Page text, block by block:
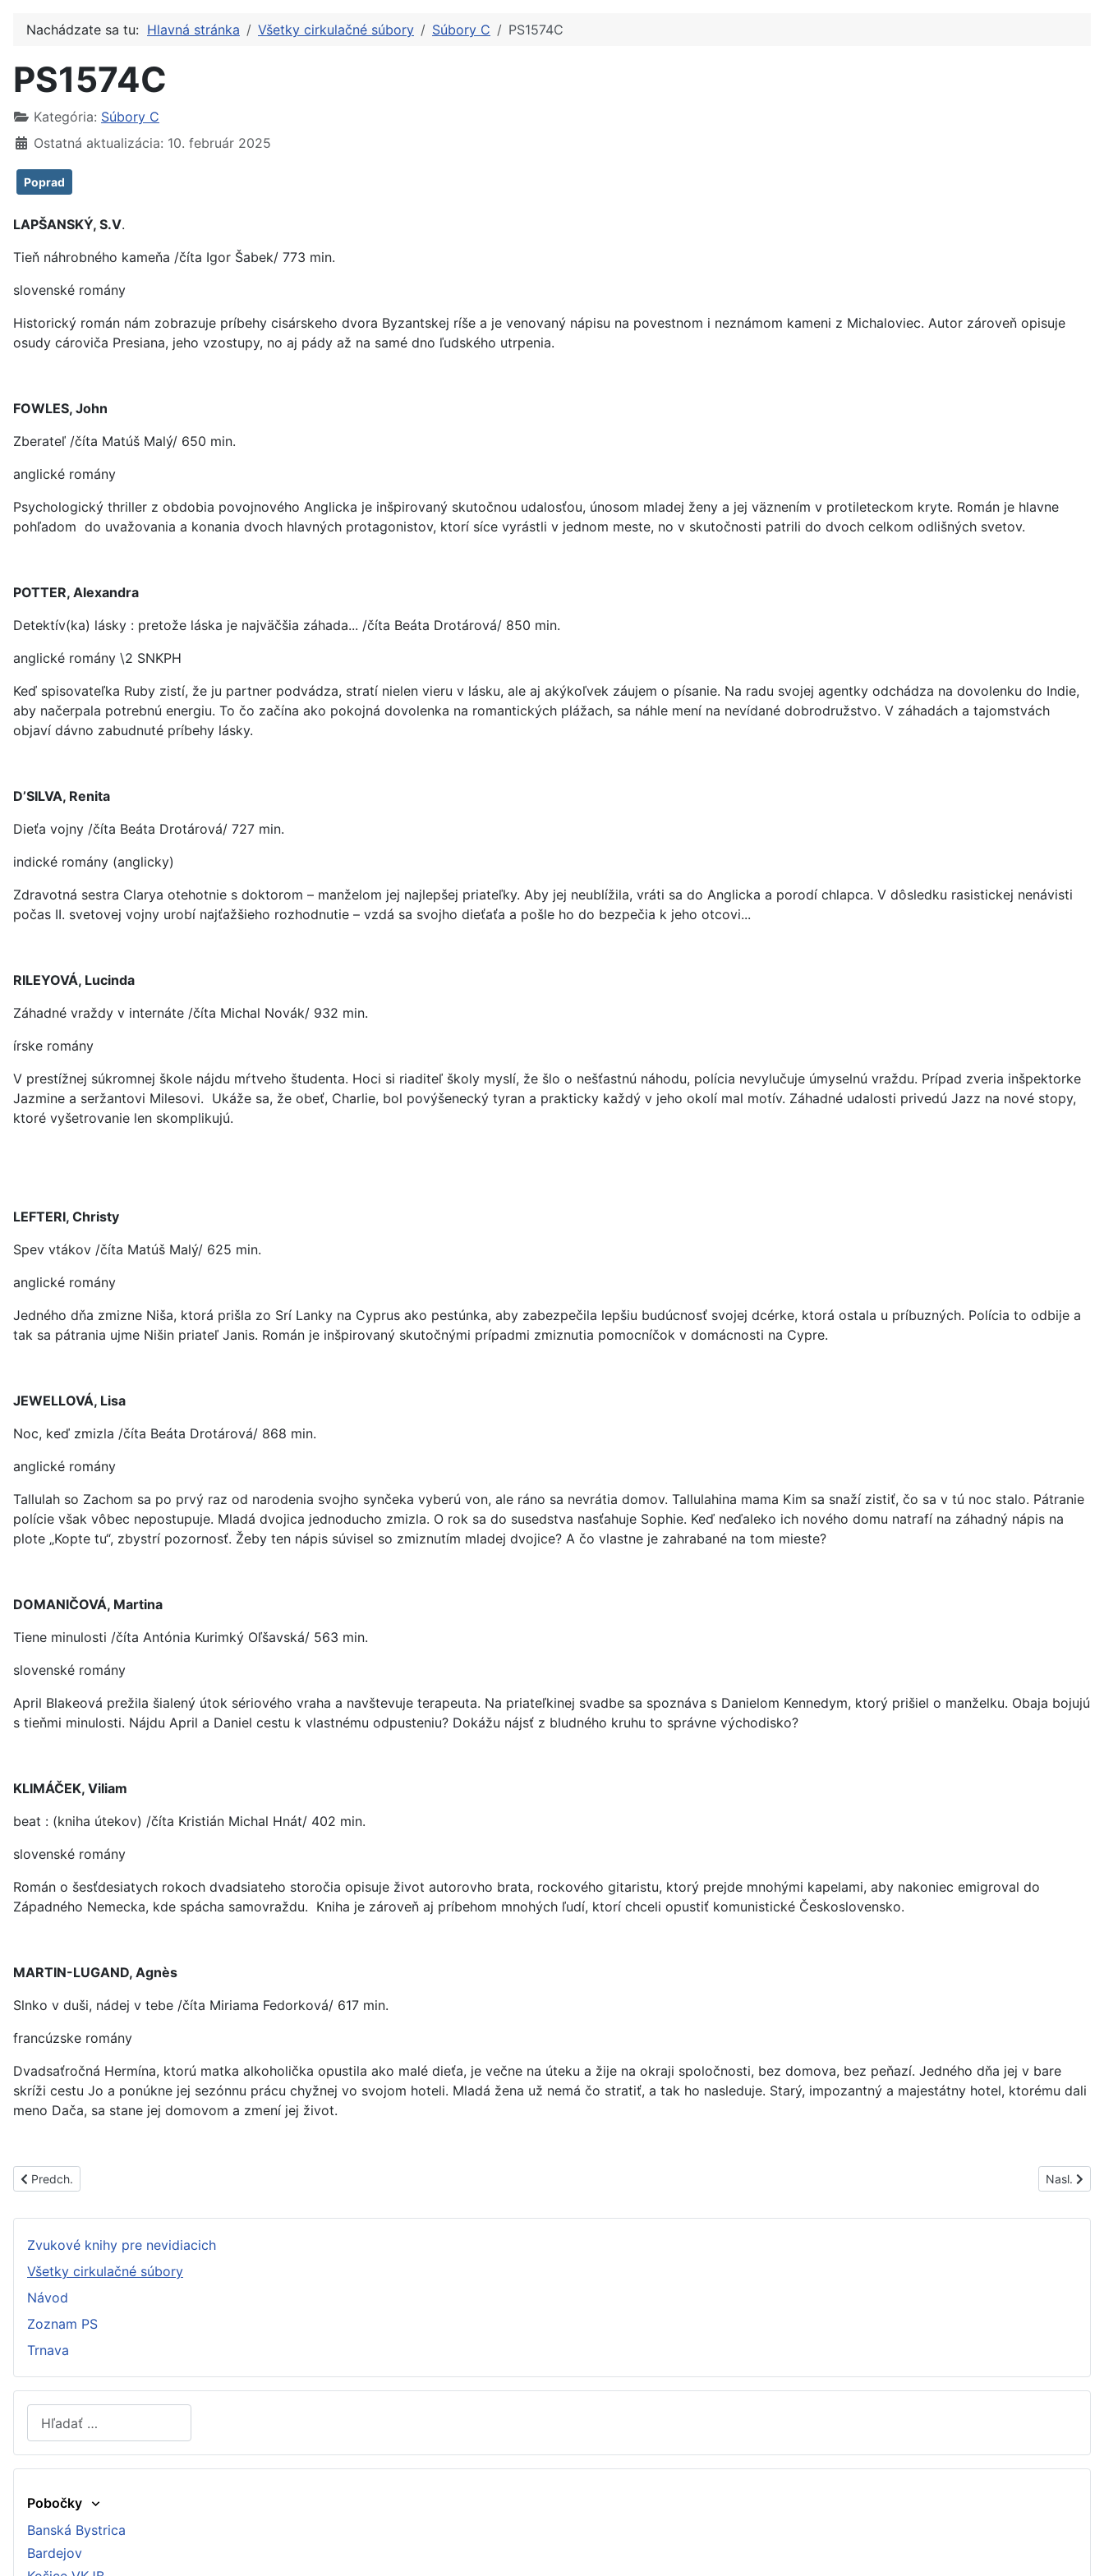
Nachádzate sa tu: Hlavná stránka Všetky cirkulačné súbory Súbory C PS1574C
PS1574C
Kategória: Súbory C
Ostatná aktualizácia: 10. február 2025
Poprad
LAPŠANSKÝ, S.V.
Tieň náhrobného kameňa /číta Igor Šabek/ 773 min.
slovenské romány
Historický román nám zobrazuje príbehy cisárskeho dvora Byzantskej ríše a je venovaný nápisu na povestnom i neznámom kameni z Michaloviec. Autor zároveň opisuje
osudy cároviča Presiana, jeho vzostupy, no aj pády až na samé dno ľudského utrpenia.
FOWLES, John
Zberateľ /číta Matúš Malý/ 650 min.
anglické romány
Psychologický thriller z obdobia povojnového Anglicka je inšpirovaný skutočnou udalosťou, únosom mladej ženy a jej väznením v protileteckom kryte. Román je hlavne
pohľadom do uvažovania a konania dvoch hlavných protagonistov, ktorí síce vyrástli v jednom meste, no v skutočnosti patrili do dvoch celkom odlišných svetov.
POTTER, Alexandra
Detektív(ka) lásky : pretože láska je najväčšia záhada... /číta Beáta Drotárová/ 850 min.
anglické romány \2 SNKPH
Keď spisovateľka Ruby zistí, že ju partner podvádza, stratí nielen vieru v lásku, ale aj akýkoľvek záujem o písanie. Na radu svojej agentky odchádza na dovolenku do Indie,
aby načerpala potrebnú energiu. To čo začína ako pokojná dovolenka na romantických plážach, sa náhle mení na nevídané dobrodružstvo. V záhadách a tajomstvách
objaví dávno zabudnuté príbehy lásky.
D’SILVA, Renita
Dieťa vojny /číta Beáta Drotárová/ 727 min.
indické romány (anglicky)
Zdravotná sestra Clarya otehotnie s doktorom – manželom jej najlepšej priateľky. Aby jej neublížila, vráti sa do Anglicka a porodí chlapca. V dôsledku rasistickej nenávisti
počas II. svetovej vojny urobí najťažšieho rozhodnutie – vzdá sa svojho dieťaťa a pošle ho do bezpečia k jeho otcovi...
RILEYOVÁ, Lucinda
Záhadné vraždy v internáte /číta Michal Novák/ 932 min.
írske romány
V prestížnej súkromnej škole nájdu mŕtveho študenta. Hoci si riaditeľ školy myslí, že šlo o nešťastnú náhodu, polícia nevylučuje úmyselnú vraždu. Prípad zveria inšpektorke
Jazmine a seržantovi Milesovi. Ukáže sa, že obeť, Charlie, bol povýšenecký tyran a prakticky každý v jeho okolí mal motív. Záhadné udalosti privedú Jazz na nové stopy,
ktoré vyšetrovanie len skomplikujú.
LEFTERI, Christy
Spev vtákov /číta Matúš Malý/ 625 min.
anglické romány
Jedného dňa zmizne Niša, ktorá prišla zo Srí Lanky na Cyprus ako pestúnka, aby zabezpečila lepšiu budúcnosť svojej dcérke, ktorá ostala u príbuzných. Polícia to odbije a
tak sa pátrania ujme Nišin priateľ Janis. Román je inšpirovaný skutočnými prípadmi zmiznutia pomocníčok v domácnosti na Cypre.
JEWELLOVÁ, Lisa
Noc, keď zmizla /číta Beáta Drotárová/ 868 min.
anglické romány
Tallulah so Zachom sa po prvý raz od narodenia svojho synčeka vyberú von, ale ráno sa nevrátia domov. Tallulahina mama Kim sa snaží zistiť, čo sa v tú noc stalo. Pátranie
polície však vôbec nepostupuje. Mladá dvojica jednoducho zmizla. O rok sa do susedstva nasťahuje Sophie. Keď neďaleko ich nového domu natrafí na záhadný nápis na
plote „Kopte tu“, zbystrí pozornosť. Žeby ten nápis súvisel so zmiznutím mladej dvojice? A čo vlastne je zahrabané na tom mieste?
DOMANIČOVÁ, Martina
Tiene minulosti /číta Antónia Kurimký Oľšavská/ 563 min.
slovenské romány
April Blakeová prežila šialený útok sériového vraha a navštevuje terapeuta. Na priateľkinej svadbe sa spoznáva s Danielom Kennedym, ktorý prišiel o manželku. Obaja bojujú
s tieňmi minulosti. Nájdu April a Daniel cestu k vlastnému odpusteniu? Dokážu nájsť z bludného kruhu to správne východisko?
KLIMÁČEK, Viliam
beat : (kniha útekov) /číta Kristián Michal Hnát/ 402 min.
slovenské romány
Román o šesťdesiatych rokoch dvadsiateho storočia opisuje život autorovho brata, rockového gitaristu, ktorý prejde mnohými kapelami, aby nakoniec emigroval do
Západného Nemecka, kde spácha samovraždu. Kniha je zároveň aj príbehom mnohých ľudí, ktorí chceli opustiť komunistické Československo.
MARTIN-LUGAND, Agnès
Slnko v duši, nádej v tebe /číta Miriama Fedorková/ 617 min.
francúzske romány
Dvadsaťročná Hermína, ktorú matka alkoholička opustila ako malé dieťa, je večne na úteku a žije na okraji spoločnosti, bez domova, bez peňazí. Jedného dňa jej v bare
skríži cestu Jo a ponúkne jej sezónnu prácu chyžnej vo svojom hoteli. Mladá žena už nemá čo stratiť, a tak ho nasleduje. Starý, impozantný a majestátny hotel, ktorému dali
meno Dača, sa stane jej domovom a zmení jej život.
Predchádzajúci článok: PS1575C
Predch. Nasl.
Zvukové knihy pre nevidiacich
Všetky cirkulačné súbory
Návod
Zoznam PS
Trnava
Hľadať
Type 2 or more characters for results.
Pobočky
Banská Bystrica
Bardejov